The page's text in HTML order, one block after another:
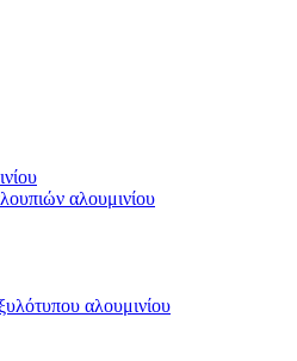
αλουμινίου
αλουμινίου